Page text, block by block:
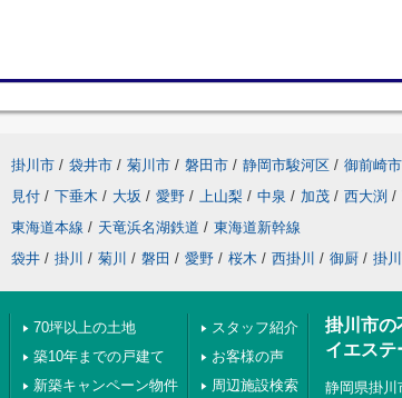
掛川市 / 袋井市 / 菊川市 / 磐田市 / 静岡市駿河区 / 御前崎市
見付 / 下垂木 / 大坂 / 愛野 / 上山梨 / 中泉 / 加茂 / 西大渕 /
東海道本線 / 天竜浜名湖鉄道 / 東海道新幹線
袋井 / 掛川 / 菊川 / 磐田 / 愛野 / 桜木 / 西掛川 / 御厨 / 掛
70坪以上の土地
築10年までの戸建て
新築キャンペーン物件
スタッフ紹介
お客様の声
周辺施設検索
掛川市の
イエステ
静岡県掛川